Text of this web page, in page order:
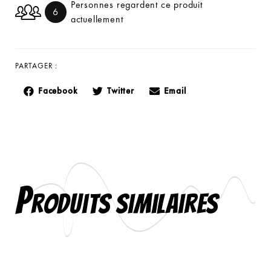
6
Personnes regardent ce produit
actuellement
PARTAGER :
Facebook Twitter Email
Produits similaires